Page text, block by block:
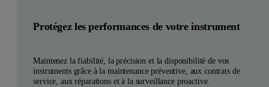
Protégez les performances de votre instrument
Maintenez la fiabilité, la précision et la disponibilité de vos
instruments grâce à la maintenance préventive, aux contrats de
service, aux réparations et à la surveillance proactive.